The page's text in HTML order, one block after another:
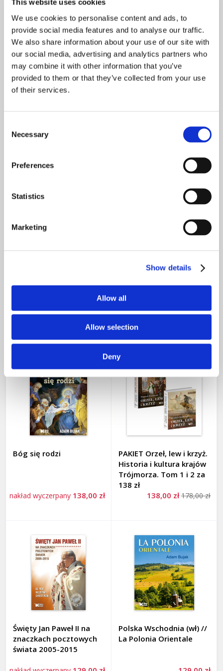
This website uses cookies
We use cookies to personalise content and ads, to
provide social media features and to analyse our traffic.
We also share information about your use of our site with
our social media, advertising and analytics partners who
may combine it with other information that you’ve
provided to them or that they’ve collected from your use
of their services.
Selection
Necessary
Preferences
Statistics
Marketing
Show details
Allow all
Allow selection
Deny
Prezent na Wielkanoc
NOWOŚCI
PROMOCJE
promocyjnej cenie
nakład wyczerpany
promocja
Treasury of Polish Faith
149,00 zł
wieków
polskości
Bóg się rodzi
nakład wyczerpany 138,00 zł
PAKIET Orzeł, lew i krzyż.
Historia i kultura krajów
Trójmorza. Tom 1 i 2 za
138 zł
138,00 zł 178,00 zł
Święty Jan Paweł II na
znaczkach pocztowych
świata 2005-2015
Polska Wschodnia (wł) //
La Polonia Orientale